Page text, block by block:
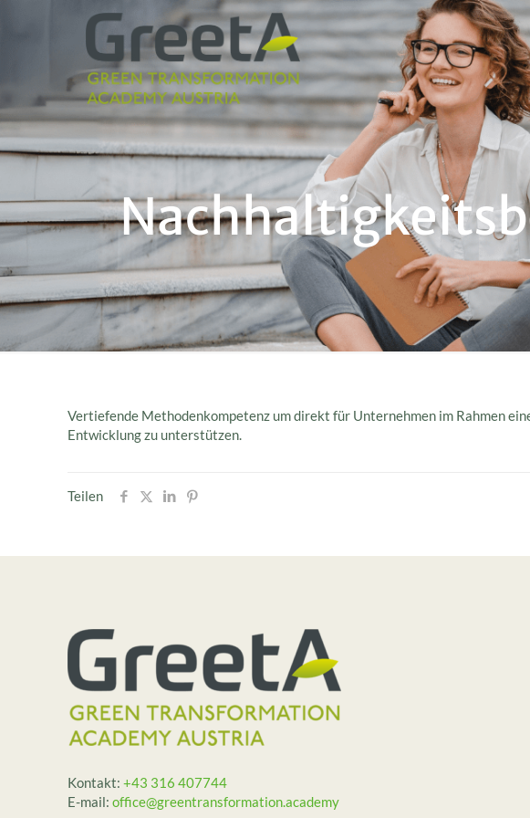
Vertiefende Methodenkompetenz um direkt für Unternehmen im Rahmen
Entwicklung zu unterstützen.
Teilen
Kontakt: +43 316 407744
E-mail: office@greentransformation.academy